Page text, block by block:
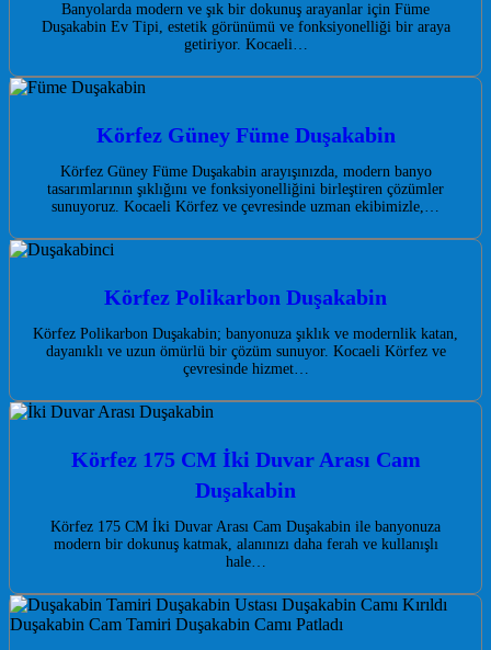
Banyolarda modern ve şık bir dokunuş arayanlar için Füme
Duşakabin Ev Tipi, estetik görünümü ve fonksiyonelliği bir araya
getiriyor. Kocaeli…
Körfez Güney Füme Duşakabin
Körfez Güney Füme Duşakabin arayışınızda, modern banyo
tasarımlarının şıklığını ve fonksiyonelliğini birleştiren çözümler
sunuyoruz. Kocaeli Körfez ve çevresinde uzman ekibimizle,…
Körfez Polikarbon Duşakabin
Körfez Polikarbon Duşakabin; banyonuza şıklık ve modernlik katan,
dayanıklı ve uzun ömürlü bir çözüm sunuyor. Kocaeli Körfez ve
çevresinde hizmet…
Körfez 175 CM İki Duvar Arası Cam
Duşakabin
Körfez 175 CM İki Duvar Arası Cam Duşakabin ile banyonuza
modern bir dokunuş katmak, alanınızı daha ferah ve kullanışlı
hale…